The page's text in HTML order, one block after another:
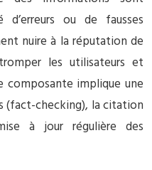
ou de fausses
nuire à la réputation de
les utilisateurs et
composante implique une
(fact-checking), la citation
à jour régulière des